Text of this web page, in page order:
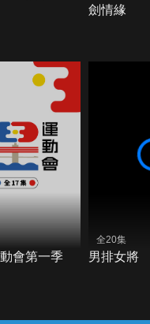
劍情緣
會第一季
全20集
男排女將